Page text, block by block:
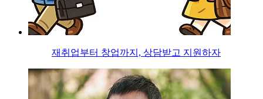
재취업부터 창업까지, 상담받고 지원하자